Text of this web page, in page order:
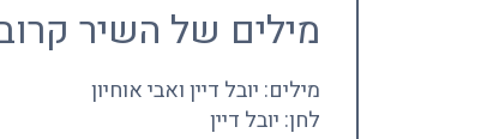
מילים של השיר קרוב
מילים: יובל דיין ואבי אוחיון
לחן: יובל דיין